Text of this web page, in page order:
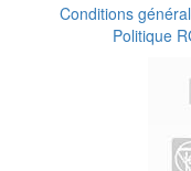
Conditions
Politique